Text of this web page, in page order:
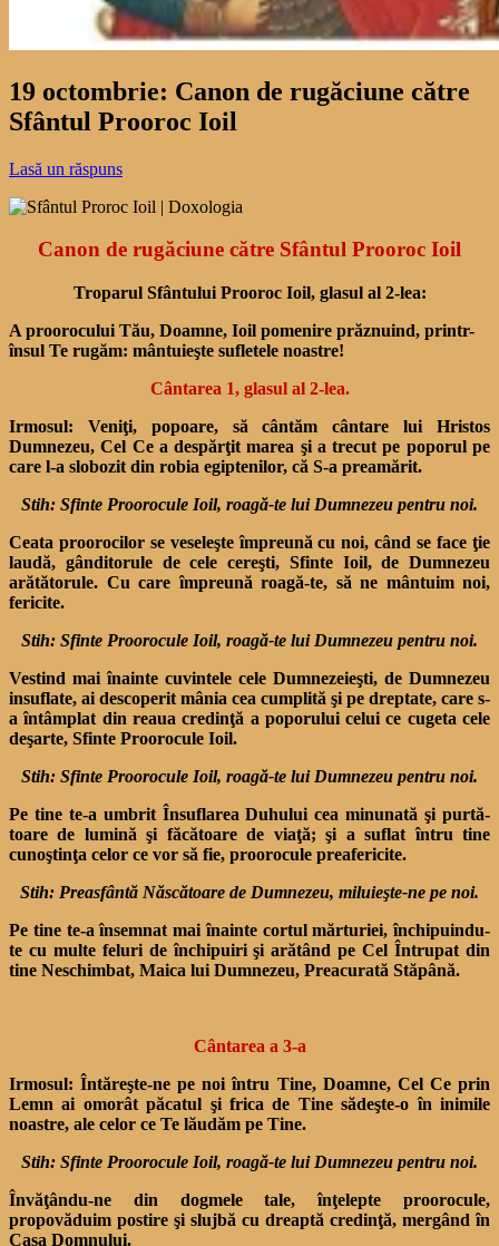
19 octombrie: Canon de rugăciune către
Sfântul Prooroc Ioil
Lasă un răspuns
Canon de rugăciune către Sfântul Prooroc Ioil
Troparul Sfântului Prooroc Ioil, glasul al 2-lea:
A proorocului Tău, Doamne, Ioil pomenire prăznuind, printr-
însul Te rugăm: mântuieşte sufletele noastre!
Cântarea 1, glasul al 2-lea.
Irmosul: Veniţi, popoare, să cân­tăm cântare lui Hristos
Dumnezeu, Cel Ce a despărţit marea şi a trecut pe poporul pe
care l-a slobozit din robia egiptenilor, că S-a preamărit.
Stih: Sfinte Proorocule Ioil, roagă-te lui Dumnezeu pentru noi.
Ceata proorocilor se vese­leşte împreună cu noi, când se face ţie
laudă, gânditorule de cele cereşti, Sfinte Ioil, de Dumnezeu
arătătorule. Cu care împreună roagă-te, să ne mântuim noi,
fericite.
Stih: Sfinte Proorocule Ioil, roagă-te lui Dumnezeu pentru noi.
Vestind mai înainte cuvintele cele Dumnezeieşti, de Dum­nezeu
insuflate, ai descoperit mânia cea cumplită şi pe drep­tate, care s-
a întâmplat din reaua credinţă a poporului celui ce cugeta cele
deşarte, Sfinte Proorocule Ioil.
Stih: Sfinte Proorocule Ioil, roagă-te lui Dumnezeu pentru noi.
Pe tine te-a umbrit Însuflarea Duhului cea minunată şi purtă­
toare de lumină şi făcătoare de viaţă; şi a suflat întru tine
cunoştinţa celor ce vor să fie, proorocule preafericite.
Stih: Preasfântă Născătoare de Dumnezeu, miluieşte-ne pe noi.
Pe tine te-a însemnat mai înainte cortul mărturiei, închipuindu-
te cu multe feluri de în­chipuiri şi arătând pe Cel În­trupat din
tine Neschimbat, Maica lui Dumnezeu, Prea­curată Stăpână.
Cântarea a 3-a
Irmosul:Întăreşte-ne pe noi întru Tine, Doamne, Cel Ce prin
Lemn ai omorât păcatul şi frica de Tine sădeşte-o în inimile
noastre, ale celor ce Te lăudăm pe Tine.
Stih: Sfinte Proorocule Ioil, roagă-te lui Dumnezeu pentru noi.
Învăţându-ne din dogmele tale, înţelepte proorocule,
propovăduim postire şi slujbă cu dreaptă credinţă, mergând în
Casa Domnului.